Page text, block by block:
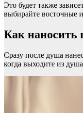
Это будет также
выбирайте восточные
Как наносить
Сразу после душа
когда выходите из